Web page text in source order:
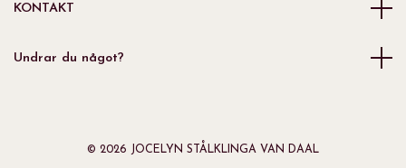
KONTAKT
Undrar du något?
© 2026 JOCELYN STÅLKLINGA VAN DAAL